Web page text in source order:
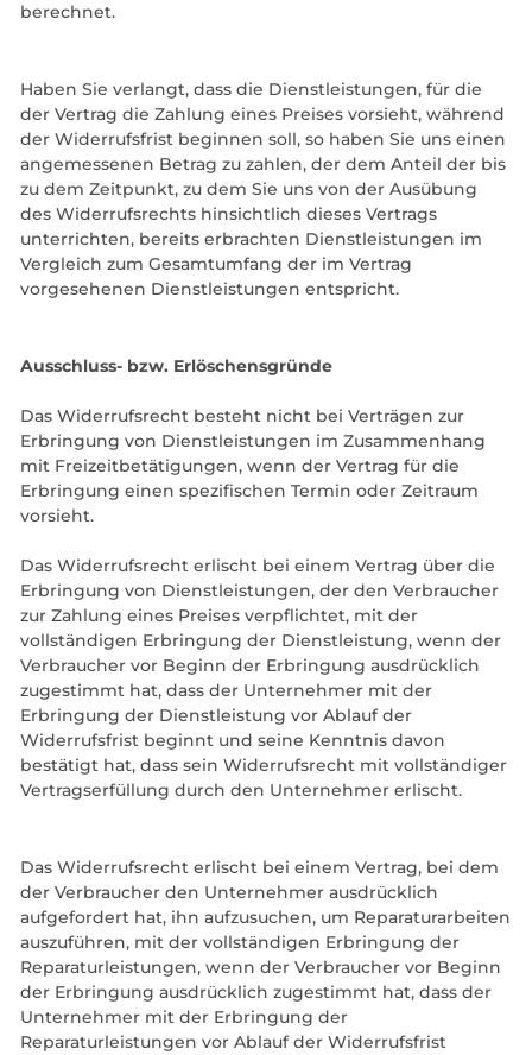
berechnet.
Haben Sie verlangt, dass die Dienstleistungen, für die
der Vertrag die Zahlung eines Preises vorsieht, während
der Widerrufsfrist beginnen soll, so haben Sie uns einen
angemessenen Betrag zu zahlen, der dem Anteil der bis
zu dem Zeitpunkt, zu dem Sie uns von der Ausübung
des Widerrufsrechts hinsichtlich dieses Vertrags
unterrichten, bereits erbrachten Dienstleistungen im
Vergleich zum Gesamtumfang der im Vertrag
vorgesehenen Dienstleistungen entspricht.
Ausschluss- bzw. Erlöschensgründe
Das Widerrufsrecht besteht nicht bei Verträgen zur
Erbringung von Dienstleistungen im Zusammenhang
mit Freizeitbetätigungen, wenn der Vertrag für die
Erbringung einen spezifischen Termin oder Zeitraum
vorsieht.
Das Widerrufsrecht erlischt bei einem Vertrag über die
Erbringung von Dienstleistungen, der den Verbraucher
zur Zahlung eines Preises verpflichtet, mit der
vollständigen Erbringung der Dienstleistung, wenn der
Verbraucher vor Beginn der Erbringung ausdrücklich
zugestimmt hat, dass der Unternehmer mit der
Erbringung der Dienstleistung vor Ablauf der
Widerrufsfrist beginnt und seine Kenntnis davon
bestätigt hat, dass sein Widerrufsrecht mit vollständiger
Vertragserfüllung durch den Unternehmer erlischt.
Das Widerrufsrecht erlischt bei einem Vertrag, bei dem
der Verbraucher den Unternehmer ausdrücklich
aufgefordert hat, ihn aufzusuchen, um Reparaturarbeiten
auszuführen, mit der vollständigen Erbringung der
Reparaturleistungen, wenn der Verbraucher vor Beginn
der Erbringung ausdrücklich zugestimmt hat, dass der
Unternehmer mit der Erbringung der
Reparaturleistungen vor Ablauf der Widerrufsfrist